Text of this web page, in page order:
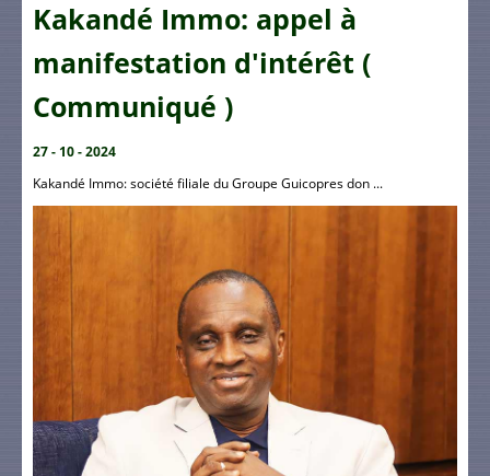
Kakandé Immo: appel à
manifestation d'intérêt (
Communiqué )
27 - 10 - 2024
Kakandé Immo: société filiale du Groupe Guicopres don ...